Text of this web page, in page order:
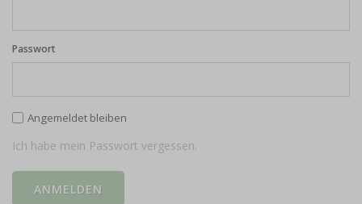
Passwort
Angemeldet bleiben
Ich habe mein Passwort vergessen.